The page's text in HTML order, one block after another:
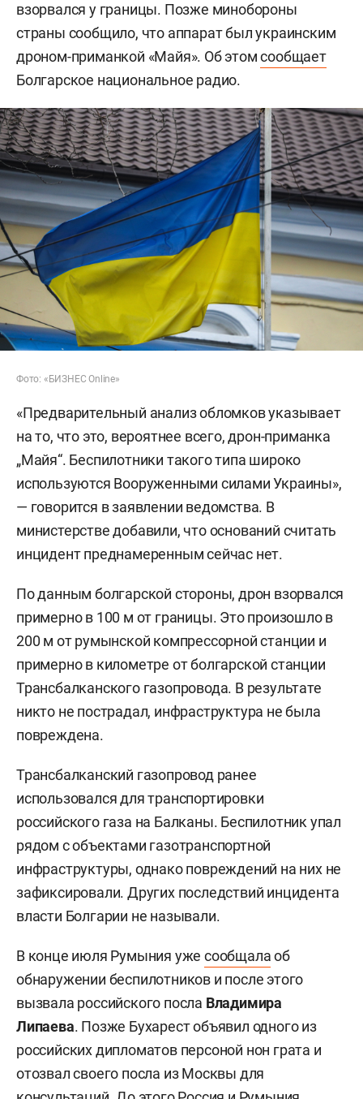
взорвался у границы. Позже минобороны
страны сообщило, что аппарат был украинским
дроном-приманкой «Майя». Об этомсообщает
Болгарское национальное радио.
Фото: «БИЗНЕС Online»
«Предварительный анализ обломков указывает
на то, что это, вероятнее всего, дрон-приманка
„Майя“. Беспилотники такого типа широко
используются Вооруженными силами Украины»,
— говорится в заявлении ведомства. В
министерстве добавили, что оснований считать
инцидент преднамеренным сейчас нет.
По данным болгарской стороны, дрон взорвался
примерно в 100 м от границы. Это произошло в
200 м от румынской компрессорной станции и
примерно в километре от болгарской станции
Трансбалканского газопровода. В результате
никто не пострадал, инфраструктура не была
повреждена.
Трансбалканский газопровод ранее
использовался для транспортировки
российского газа на Балканы. Беспилотник упал
рядом с объектами газотранспортной
инфраструктуры, однако повреждений на них не
зафиксировали. Других последствий инцидента
власти Болгарии не называли.
В конце июля Румыния ужесообщалаоб
обнаружении беспилотников и после этого
вызвала российского посла Владимира
Липаева. Позже Бухарест объявил одного из
российских дипломатов персоной нон грата и
отозвал своего посла из Москвы для